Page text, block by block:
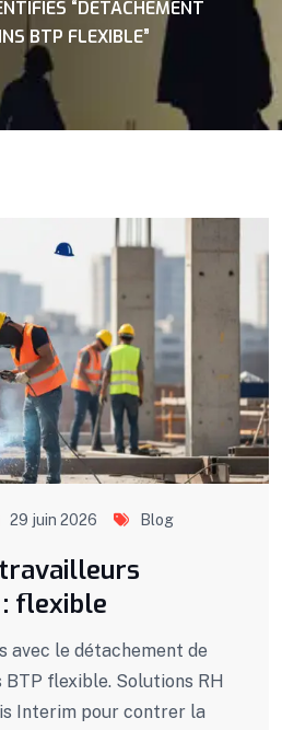
“DÉTACHEMENT
BTP FLEXIBLE”
29 juin 2026 Blog
flexible
avec le détachement de
flexible. Solutions RH
Interim pour contrer la